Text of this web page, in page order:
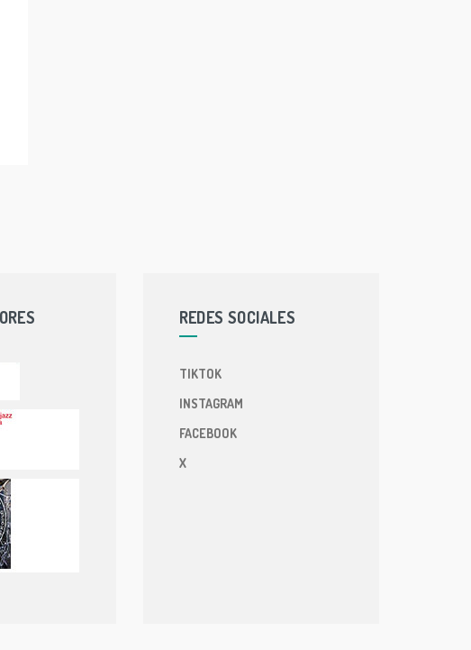
REDES SOCIALES
TIKTOK
INSTAGRAM
FACEBOOK
X